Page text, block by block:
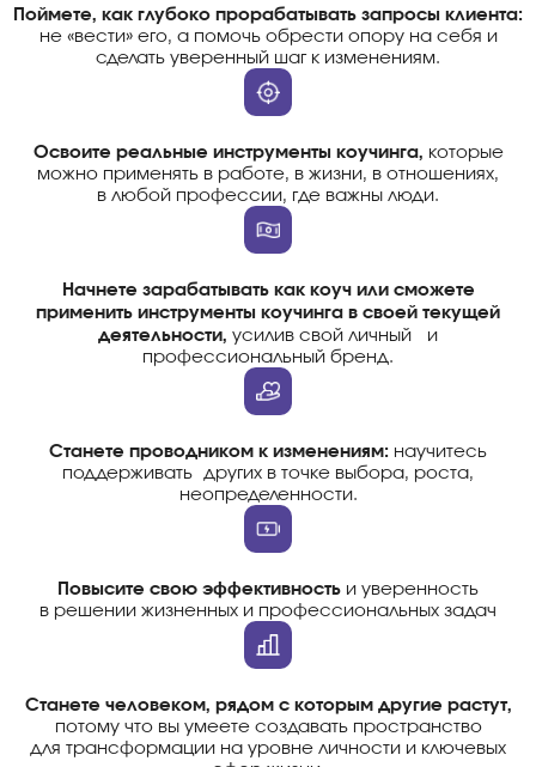
Поймете, как глубоко прорабатывать запросы клиента:
не «вести» его, а помочь обрести опору на себя и
сделать уверенный шаг к изменениям.
Освоите реальные инструменты коучинга, которые
можно применять в работе, в жизни, в отношениях,
в любой профессии, где важны люди.
Начнете зарабатывать как коуч или сможете
применить инструменты коучинга в своей текущей
деятельности, усилив свой личный и
профессиональный бренд.
Станете проводником к изменениям: научитесь
поддерживать других в точке выбора, роста,
неопределенности.
Повысите свою эффективность и уверенность
в решении жизненных и профессиональных задач
Станете человеком, рядом с которым другие растут,
потому что вы умеете создавать пространство
для трансформации на уровне личности и ключевых